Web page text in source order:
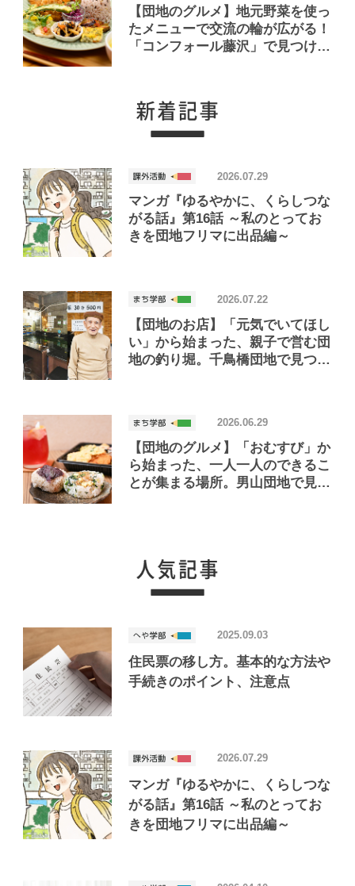
【団地のグルメ】地元野菜を使っ
たメニューで交流の輪が広がる！
「コンフォール藤沢」で見つけた
マンガ『ゆるやかに、くらしつな
がる話』第16話 ～私のとってお
きを団地フリマに出品編～
2026.07.29
【団地のお店】「元気でいてほし
い」から始まった、親子で営む団
地の釣り堀。千鳥橋団地で見つけ
2026.07.22
【団地のグルメ】「おむすび」か
ら始まった、一人一人のできるこ
とが集まる場所。男山団地で見つ
2026.06.29
住民票の移し方。基本的な方法や
手続きのポイント、注意点
2025.09.03
マンガ『ゆるやかに、くらしつな
がる話』第16話 ～私のとってお
きを団地フリマに出品編～
2026.07.29